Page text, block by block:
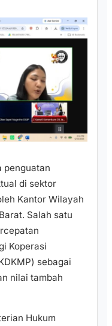
penguatan
di sektor
Kantor Wilayah
Salah satu
Koperasi
sebagai
nilai tambah
Hukum